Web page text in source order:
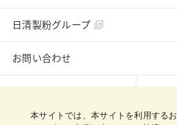
日清製粉グループ
お問い合わせ
本サイトでは、本サイトを利用する